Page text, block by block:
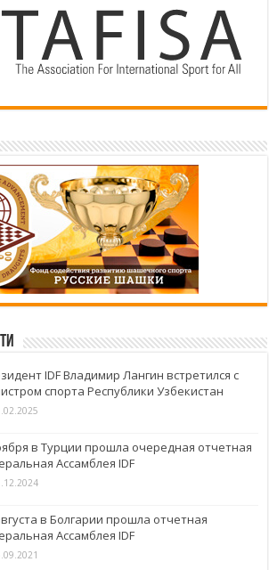
IDF Владимир Лангин встретился с
спорта Республики Узбекистан
в Турции прошла очередная отчетная
Ассамблея IDF
в Болгарии прошла отчетная
Ассамблея IDF